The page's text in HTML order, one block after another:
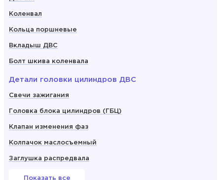
Коленвал
Кольца поршневые
Вкладыш ДВС
Болт шкива коленвала
Детали головки цилиндров ДВС
Свечи зажигания
Головка блока цилиндров (ГБЦ)
Клапан изменения фаз
Колпачок маслосъемный
Заглушка распредвала
Показать все